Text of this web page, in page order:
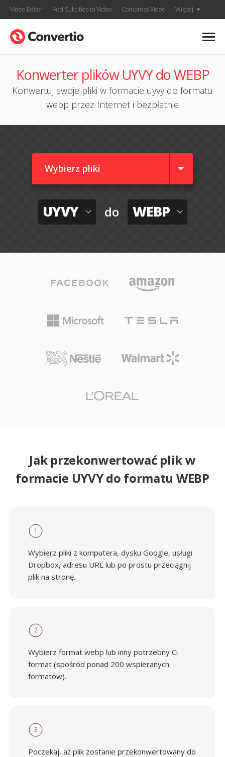
Video Editor Add Subtitles to Video Compress Video Więcej
Konwerter plików UYVY do WEBP
Konwertuj swoje pliki w formacie uyvy do formatu
webp przez Internet i bezpłatnie
Wybierz pliki
UYVY do WEBP
Jak przekonwertować plik w
formacie UYVY do formatu WEBP
1
Wybierz pliki z komputera, dysku Google, usługi
Dropbox, adresu URL lub po prostu przeciągnij
plik na stronę.
2
Wybierz format webp lub inny potrzebny Ci
format (spośród ponad 200 wspieranych
formatów).
3
Poczekaj, aż plik zostanie przekonwertowany do